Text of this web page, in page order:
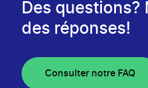
Des questions?
des réponses!
Consulter notre FAQ